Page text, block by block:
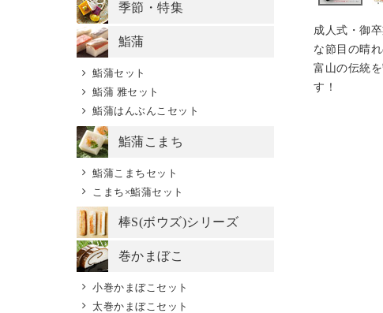
季節・特集
鮨蒲
鮨蒲セット
鮨蒲 雅セット
鮨蒲はんぶんこセット
鮨蒲こまち
鮨蒲こまちセット
こまち×鮨蒲セット
棒S(ボウズ)シリーズ
巻かまぼこ
小巻かまぼこセット
太巻かまぼこセット
成人式・御
な節目の晴
富山の伝統
す！